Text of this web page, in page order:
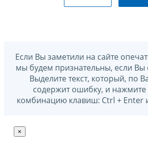
Если Вы заметили на сайте
мы будем признательны, если Вы
Выделите текст, который, по
содержит ошибку, и нажмите
комбинацию клавиш: Ctrl + Enter
×